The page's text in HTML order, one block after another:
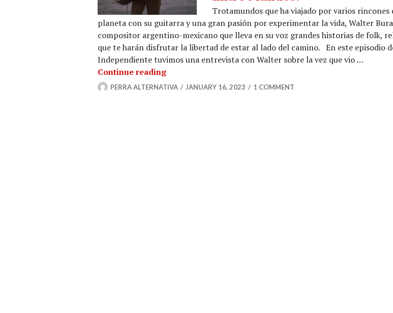
Trotamundos que ha viajado por varios rincones
planeta con su guitarra y una gran pasión por experimentar la vida, Walter
compositor argentino-mexicano que lleva en su voz grandes historias de folk,
que te harán disfrutar la libertad de estar al lado del camino. En este episodio
Independiente tuvimos una entrevista con Walter sobre la vez que vio …
Continue readingWalter Buratti, ¡folk acelerado Entre Mundos!
PERRA ALTERNATIVA JANUARY 16, 2023 1 COMMENT